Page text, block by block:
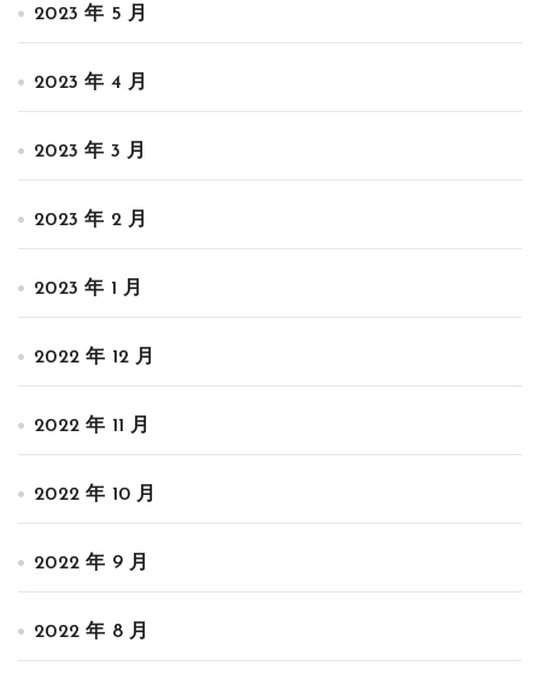
2023 年 5 月
2023 年 4 月
2023 年 3 月
2023 年 2 月
2023 年 1 月
2022 年 12 月
2022 年 11 月
2022 年 10 月
2022 年 9 月
2022 年 8 月